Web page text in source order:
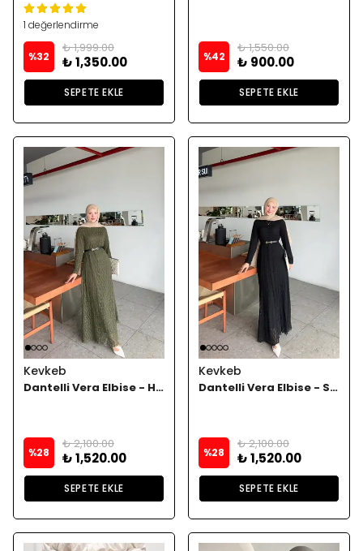
1 değerlendirme
%32
₺ 1,999.00
₺ 1,350.00
SEPETE EKLE
%42
₺ 1,550.00
₺ 900.00
SEPETE EKLE
Kevkeb
Dantelli Vera Elbise - Hakii
%28
₺ 2,100.00
₺ 1,520.00
SEPETE EKLE
Kevkeb
Dantelli Vera Elbise - Siyah
%28
₺ 2,100.00
₺ 1,520.00
SEPETE EKLE